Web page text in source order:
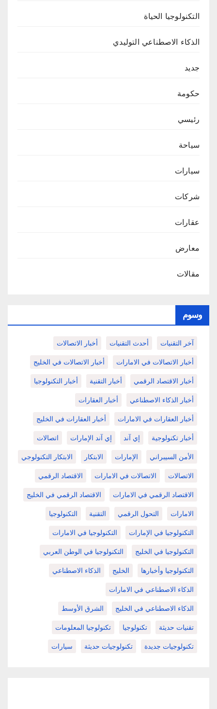
التكنولوجيا الحياة
الذكاء الاصطناعي التوليدي
جديد
حكومة
رئيسي
سياحة
سيارات
شركات
عقارات
معارض
مقالات
وسوم
آخر التقنيات أحدث التقنيات أخبار الاتصالات
أخبار الاتصالات في الامارات أخبار الاتصالات في الخليج
أخبار الاقتصاد الرقمي أخبار التقنية أخبار التكنولوجيا
أخبار الذكاء الاصطناعي أخبار العقارات
أخبار العقارات في الامارات أخبار العقارات في الخليج
أخبار تكنولوجية إي آند إي آند الإمارات اتصالات
الأمن السيبراني الإمارات الابتكار الابتكار التكنولوجي
الاتصالات الاتصالات في الامارات الاقتصاد الرقمي
الاقتصاد الرقمي في الامارات الاقتصاد الرقمي في الخليج
الامارات التحول الرقمي التقنية التكنولوجيا
التكنولوجيا في الإمارات التكنولوجيا في الامارات
التكنولوجيا في الخليج التكنولوجيا في الوطن العربي
التكنولوجيا وأخبارها الخليج الذكاء الاصطناعي
الذكاء الاصطناعي في الامارات
الذكاء الاصطناعي في الخليج الشرق الأوسط
تقنيات حديثة تكنولوجيا تكنولوجيا المعلومات
تكنولوجيات جديدة تكنولوجيات حديثة سيارات